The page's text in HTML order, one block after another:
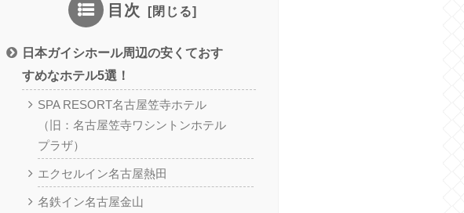
目次
日本ガイシホール周辺の安くておす
すめなホテル5選！
SPA RESORT名古屋笠寺ホテル
（旧：名古屋笠寺ワシントンホテル
プラザ）
エクセルイン名古屋熱田
名鉄イン名古屋金山